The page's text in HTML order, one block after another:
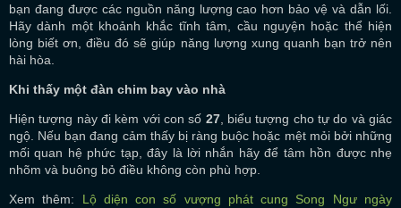
bạn đang được các nguồn năng lượng cao hơn bảo vệ và dẫn lối.
Hãy dành một khoảnh khắc tĩnh tâm, cầu nguyện hoặc thể hiện
lòng biết ơn, điều đó sẽ giúp năng lượng xung quanh bạn trở nên
hài hòa.
Khi thấy một đàn chim bay vào nhà
Hiện tượng này đi kèm với con số 27, biểu tượng cho tự do và giác
ngộ. Nếu bạn đang cảm thấy bị ràng buộc hoặc mệt mỏi bởi những
mối quan hệ phức tạp, đây là lời nhắn hãy để tâm hồn được nhẹ
nhõm và buông bỏ điều không còn phù hợp.
Xem thêm: Lộ diện con số vượng phát cung Song Ngư ngày